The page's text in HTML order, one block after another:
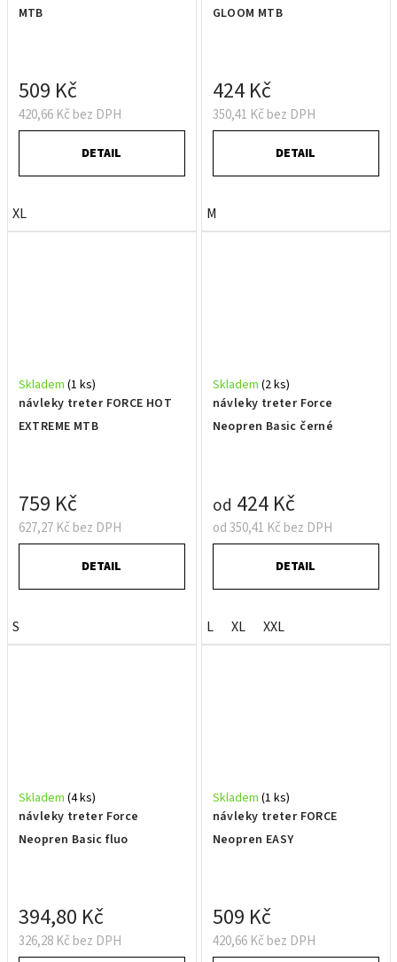
MTB
420,66 Kč bez DPH
509 Kč
DETAIL
XL
GLOOM MTB
350,41 Kč bez DPH
424 Kč
DETAIL
M
návleky treter FORCE HOT
EXTREME MTB
Skladem (1 ks)
627,27 Kč bez DPH
759 Kč
DETAIL
S
návleky treter Force
Neopren Basic černé
Skladem (2 ks)
od 350,41 Kč bez DPH
od 424 Kč
DETAIL
L XL XXL
návleky treter Force
Neopren Basic fluo
Skladem (4 ks)
326,28 Kč bez DPH
394,80 Kč
návleky treter FORCE
Neopren EASY
Skladem (1 ks)
420,66 Kč bez DPH
509 Kč